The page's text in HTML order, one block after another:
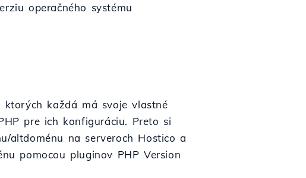
operačného systému
každá má svoje vlastné
pre ich konfiguráciu. Preto si
altdoménu na serveroch Hostico a
pomocou pluginov PHP Version